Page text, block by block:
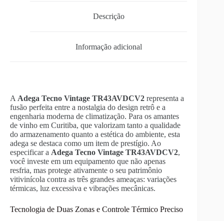
Descrição
Informação adicional
AAdega Tecno Vintage TR43AVDCV2 representa a
fusão perfeita entre a nostalgia do design retrô e a
engenharia moderna de climatização. Para os amantes
de vinho em Curitiba, que valorizam tanto a qualidade
do armazenamento quanto a estética do ambiente, esta
adega se destaca como um item de prestígio. Ao
especificar a Adega Tecno Vintage TR43AVDCV2,
você investe em um equipamento que não apenas
resfria, mas protege ativamente o seu patrimônio
vitivinícola contra as três grandes ameaças: variações
térmicas, luz excessiva e vibrações mecânicas.
Tecnologia de Duas Zonas e Controle Térmico Preciso